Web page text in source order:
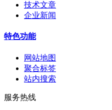
技术文章
企业新闻
特色功能
网站地图
聚合标签
站内搜索
服务热线